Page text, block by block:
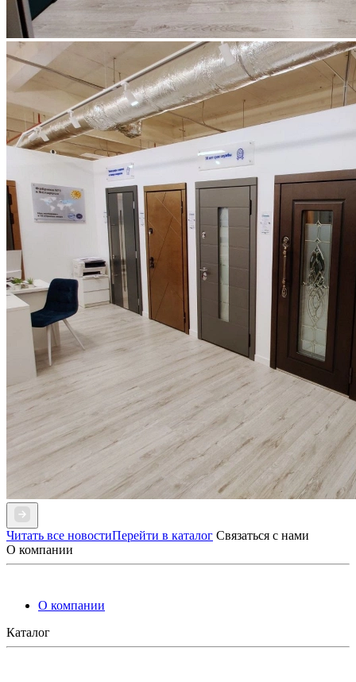
Читать все новостиПерейти в каталог Связаться с нами
О компании
О компании
Каталог